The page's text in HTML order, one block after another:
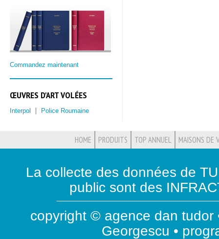
Commandez maintenant
ŒUVRES D'ART VOLÉES
Interpol Police Roumaine
HOME PRODUITS TOP ANNUEL MAISONS DE
La collecte des données de
public sont des
copyright © agence dan tudor
Georgescu •